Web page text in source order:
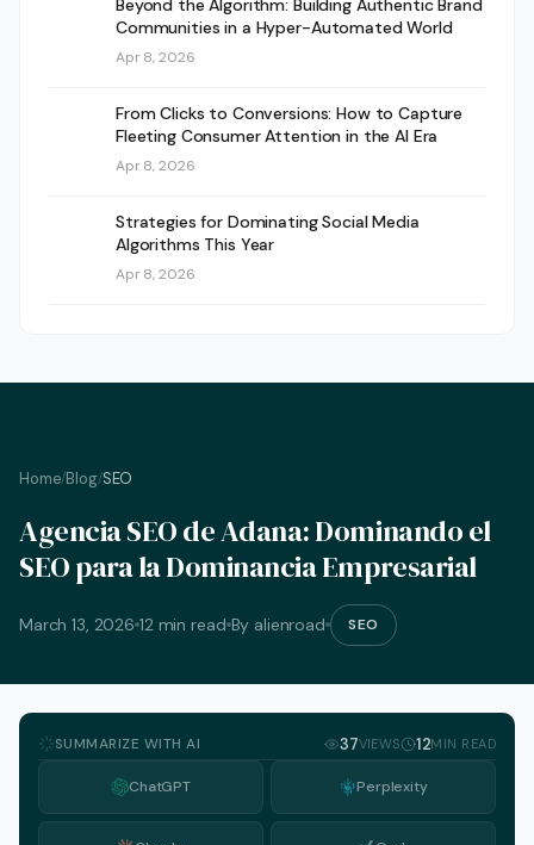
Communities in a Hyper-Automated World
Apr 8, 2026
From Clicks to Conversions: How to Capture
Fleeting Consumer Attention in the AI Era
Apr 8, 2026
Strategies for Dominating Social Media
Algorithms This Year
Apr 8, 2026
Home/Blog/SEO
Agencia SEO de Adana: Dominando el
SEO para la Dominancia Empresarial
March 13, 2026 12 min read By alienroad SEO
SUMMARIZE WITH AI 37VIEWS 12MIN READ
ChatGPT Perplexity